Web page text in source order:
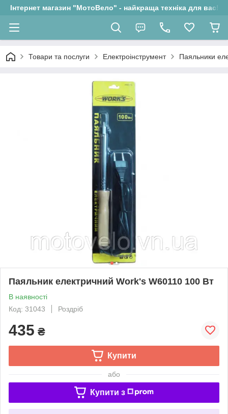
Інтернет магазин "МотоВело" - найкраща техніка для вас!
Товари та послуги Електроінструмент Паяльники
Паяльник електричний Work's W60110 100 Вт
В наявності
Код: 31043
Роздріб
435 ₴
Купити
або
Купити з